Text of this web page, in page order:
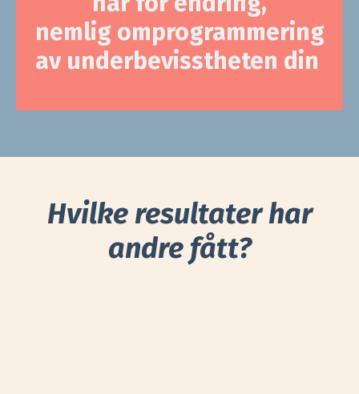
nemlig omprogrammering
av underbevisstheten din
Hvilke resultater har
andre fått?